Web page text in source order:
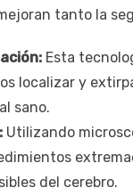
tanto la
Esta
localizar y
sano.
Utilizando
del cerebro.